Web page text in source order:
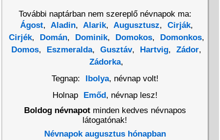
További naptárban nem szereplő névnapok ma:
Ágost, Aladin, Alarik, Augusztusz, Cirják,
Cirjék, Domán, Dominik, Domokos, Domonkos,
Domos, Eszmeralda, Gusztáv, Hartvig, Zádor,
Zádorka,
Tegnap:
Ibolya, névnap volt!
Holnap
Emőd , névnap lesz!
Boldog névnapotminden kedves névnapos
látogatónak!
Névnapok augusztus hónapban